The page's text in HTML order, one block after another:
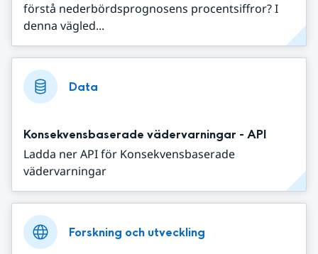
förstå nederbördsprognosens procentsiffror? I
denna vägled...
Data
Konsekvensbaserade vädervarningar - API
Ladda ner API för Konsekvensbaserade
vädervarningar
Forskning och utveckling